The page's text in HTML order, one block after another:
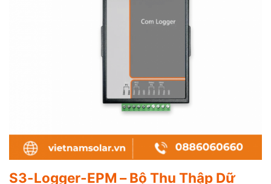
S3-Logger-EPM – Bộ Thu Thập Dữ